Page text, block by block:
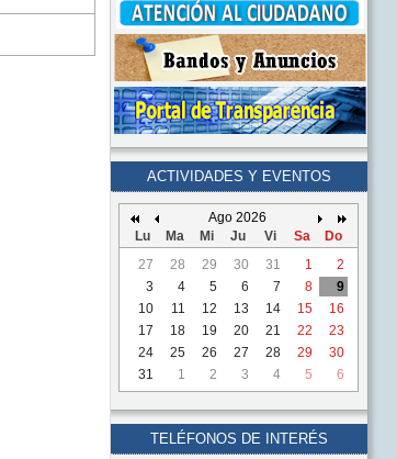
ACTIVIDADES Y EVENTOS
Ago 2026
Lu
Ma Mi Ju Vi Sa
Do
27
28 29 30 31 1
2
3
4 5 6 7 8
9
10
11 12 13 14 15
16
17
18 19 20 21 22
23
24
25 26 27 28 29
30
31
1 2 3 4 5 6
TELÉFONOS DE INTERÉS